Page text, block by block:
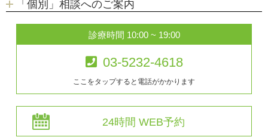
「個別」相談へのご案内
診療時間 10:00 ~ 19:00
03-5232-4618
ここをタップすると電話がかかります
24時間 WEB予約